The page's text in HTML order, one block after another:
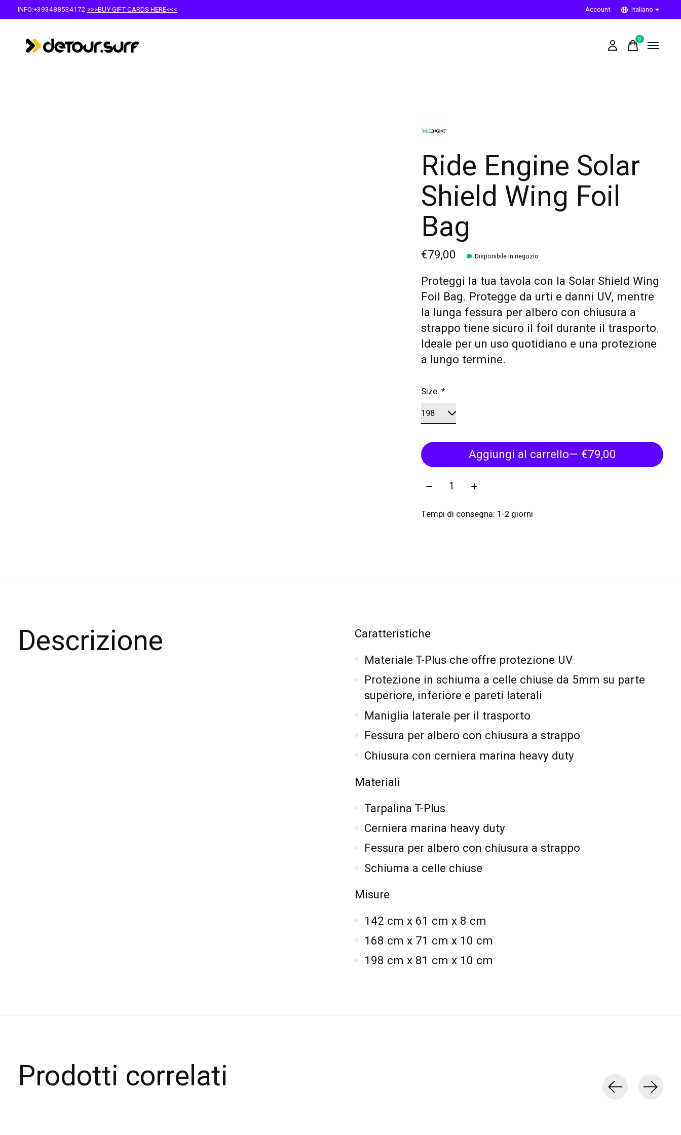
INFO:+393488534172 >>>BUY GIFT CARDS HERE<<< Account Italiano
0items
Ride Engine Solar
Shield Wing Foil
Bag
€79,00 Disponibile in negozio
Proteggi la tua tavola con la Solar Shield Wing
Foil Bag. Protegge da urti e danni UV, mentre
la lunga fessura per albero con chiusura a
strappo tiene sicuro il foil durante il trasporto.
Ideale per un uso quotidiano e una protezione
a lungo termine.
Size:*
Aggiungi al carrello
— €79,00
Quantità:
Tempi di consegna: 1-2 giorni
Descrizione
Caratteristiche
Materiale T-Plus che offre protezione UV
Protezione in schiuma a celle chiuse da 5mm su parte
superiore, inferiore e pareti laterali
Maniglia laterale per il trasporto
Fessura per albero con chiusura a strappo
Chiusura con cerniera marina heavy duty
Materiali
Tarpalina T-Plus
Cerniera marina heavy duty
Fessura per albero con chiusura a strappo
Schiuma a celle chiuse
Misure
142 cm x 61 cm x 8 cm
168 cm x 71 cm x 10 cm
198 cm x 81 cm x 10 cm
Prodotti correlati